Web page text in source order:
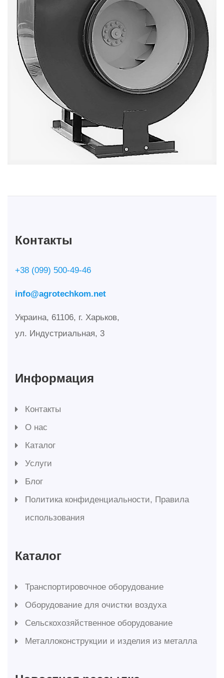
Контакты
+38 (099) 500-49-46
info@agrotechkom.net
Украина, 61106, г. Харьков,
ул. Индустриальная, 3
Информация
Контакты
О нас
Каталог
Услуги
Блог
Политика конфиденциальности, Правила
использования
Каталог
Транспортировочное оборудование
Оборудование для очистки воздуха
Сельскохозяйственное оборудование
Металлоконструкции и изделия из металла